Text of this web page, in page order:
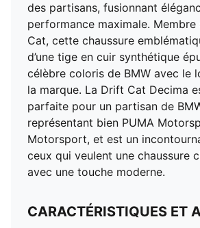
des partisans, fusionnant
performance maximale.
Cat, cette chaussure
d’une tige en cuir synthétique
célèbre coloris de BMW avec le
la marque. La Drift Cat Decima
parfaite pour un partisan de
représentant bien PUMA
Motorsport, et est un
ceux qui veulent une chaussure
avec une touche moderne.
CARACTÉRISTIQUES ET